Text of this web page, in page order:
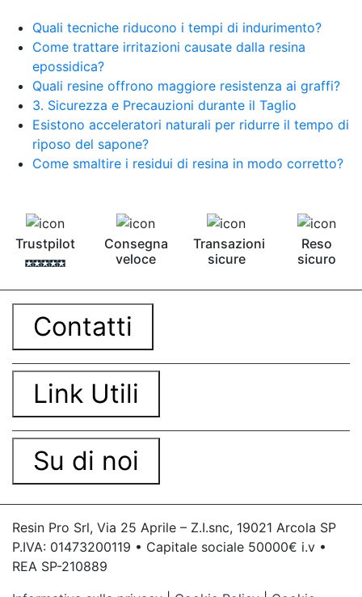
Quali tecniche riducono i tempi di indurimento?
Come trattare irritazioni causate dalla resina
epossidica?
Quali resine offrono maggiore resistenza ai graffi?
3. Sicurezza e Precauzioni durante il Taglio
Esistono acceleratori naturali per ridurre il tempo di
riposo del sapone?
Come smaltire i residui di resina in modo corretto?
Trustpilot
Consegna
veloce
Transazioni
sicure
Reso
sicuro
Contatti
Link Utili
Su di noi
Resin Pro Srl, Via 25 Aprile – Z.I.snc, 19021 Arcola SP
P.IVA: 01473200119 • Capitale sociale 50000€ i.v •
REA SP-210889